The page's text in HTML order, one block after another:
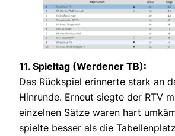
11. Spieltag (Werdener TB):
Das Rückspiel erinnerte stark an
Hinrunde. Erneut siegte der RTV
einzelnen Sätze waren hart
spielte besser als die